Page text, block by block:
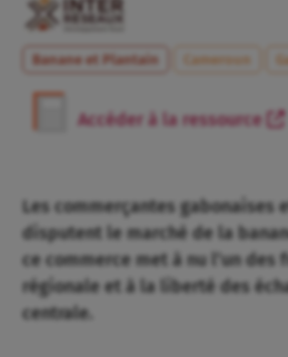
Banane et Plantain Cameroun
Accéder à la ressource
Les commerçantes gabonaises
disputent le marché de la
ce commerce met à nu l’un des
régionale et à la liberté des
centrale.